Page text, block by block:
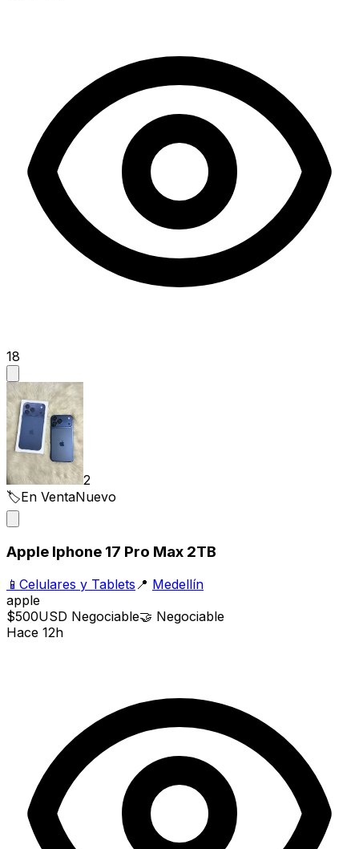
18
2
🏷️En VentaNuevo
Apple Iphone 17 Pro Max 2TB
📱 Celulares y Tablets 📍 Medellín
apple
$500USD Negociable🤝 Negociable
Hace 12h